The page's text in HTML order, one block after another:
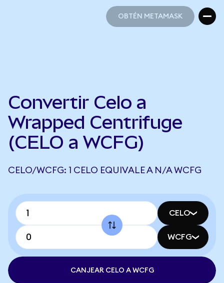
OBTÉN METAMASK
Convertir Celo a
Wrapped Centrifuge
(CELO a WCFG)
CELO/WCFG: 1 CELO EQUIVALE A N/A WCFG
CELO
WCFG
CANJEAR CELO A WCFG